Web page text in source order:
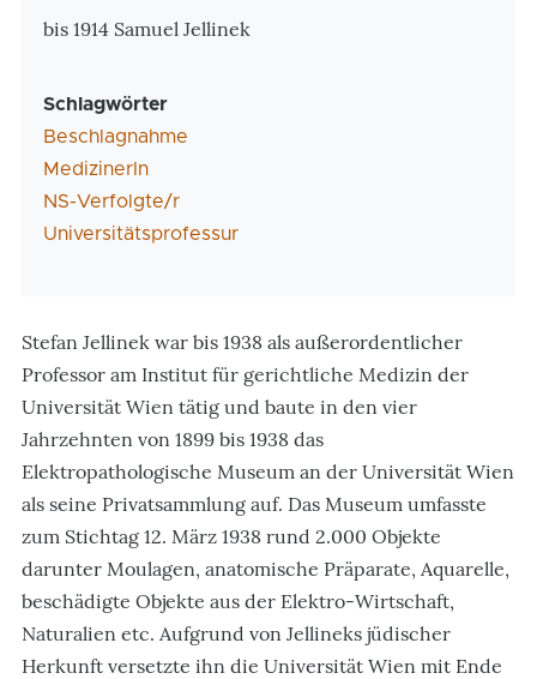
bis 1914 Samuel Jellinek
Schlagwörter
Beschlagnahme
MedizinerIn
NS-Verfolgte/r
Universitätsprofessur
Stefan Jellinek war bis 1938 als außerordentlicher
Professor am Institut für gerichtliche Medizin der
Universität Wien tätig und baute in den vier
Jahrzehnten von 1899 bis 1938 das
Elektropathologische Museum an der Universität Wien
als seine Privatsammlung auf. Das Museum umfasste
zum Stichtag 12. März 1938 rund 2.000 Objekte
darunter Moulagen, anatomische Präparate, Aquarelle,
beschädigte Objekte aus der Elektro-Wirtschaft,
Naturalien etc. Aufgrund von Jellineks jüdischer
Herkunft versetzte ihn die Universität Wien mit Ende